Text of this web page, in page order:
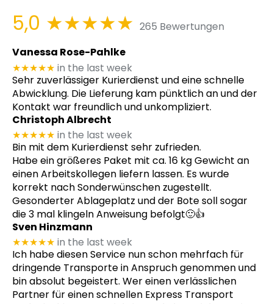
5,0 ★★★★★ 265 Bewertungen
Vanessa Rose-Pahlke
★★★★★ in the last week
Sehr zuverlässiger Kurierdienst und eine schnelle
Abwicklung. Die Lieferung kam pünktlich an und der
Kontakt war freundlich und unkompliziert.
Christoph Albrecht
★★★★★ in the last week
Bin mit dem Kurierdienst sehr zufrieden.
Habe ein größeres Paket mit ca. 16 kg Gewicht an
einen Arbeitskollegen liefern lassen. Es wurde
korrekt nach Sonderwünschen zugestellt.
Gesonderter Ablageplatz und der Bote soll sogar
die 3 mal klingeln Anweisung befolgt🙂👍
Sven Hinzmann
★★★★★ in the last week
Ich habe diesen Service nun schon mehrfach für
dringende Transporte in Anspruch genommen und
bin absolut begeistert. Wer einen verlässlichen
Partner für einen schnellen Express Transport